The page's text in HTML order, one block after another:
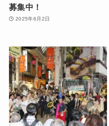
募集中！
2025年6月2日